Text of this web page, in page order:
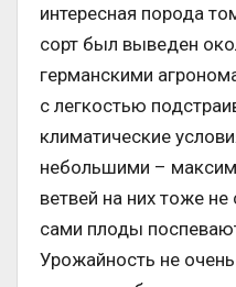
интересная порода
сорт был выведен
германскими
с легкостью
климатические
небольшими –
ветвей на них тоже
сами плоды
Урожайность не